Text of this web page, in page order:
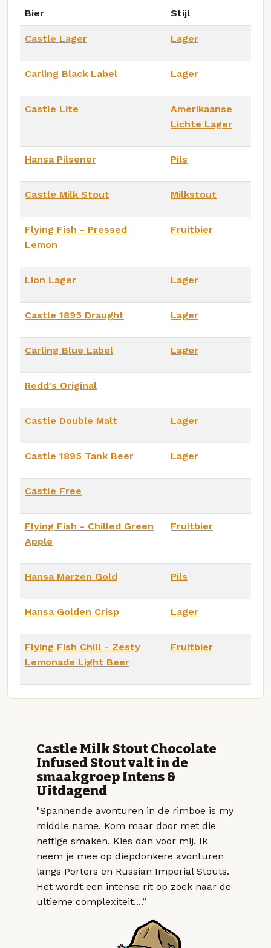
Bier Stijl
Castle Lager Lager
Carling Black Label Lager
Castle Lite
Amerikaanse
Lichte Lager
Hansa Pilsener Pils
Castle Milk Stout Milkstout
Flying Fish - Pressed
Lemon
Fruitbier
Lion Lager Lager
Castle 1895 Draught Lager
Carling Blue Label Lager
Redd's Original
Castle Double Malt Lager
Castle 1895 Tank Beer Lager
Castle Free
Flying Fish - Chilled Green
Apple
Fruitbier
Hansa Marzen Gold Pils
Hansa Golden Crisp Lager
Flying Fish Chill - Zesty
Lemonade Light Beer
Fruitbier
Castle Milk Stout Chocolate
Infused Stout valt in de
smaakgroep Intens &
Uitdagend
"Spannende avonturen in de rimboe is my
middle name. Kom maar door met die
heftige smaken. Kies dan voor mij. Ik
neem je mee op diepdonkere avonturen
langs Porters en Russian Imperial Stouts.
Het wordt een intense rit op zoek naar de
ultieme complexiteit....”